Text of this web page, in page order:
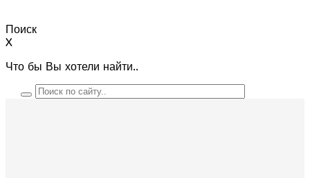
Поиск
X
Что бы Вы хотели найти..